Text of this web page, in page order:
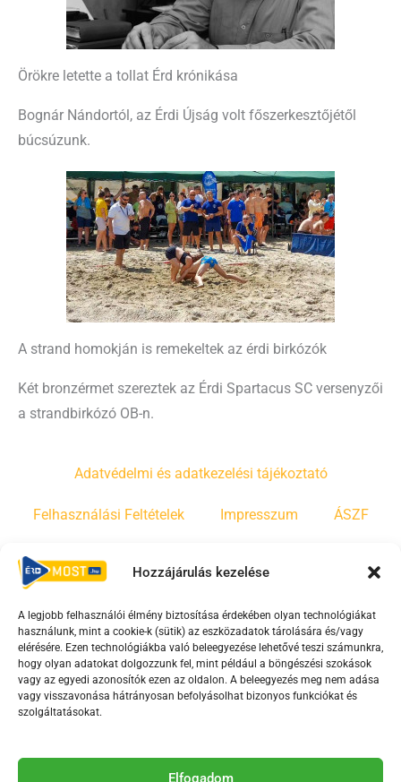
Hozzájárulás kezelése
A legjobb felhasználói élmény biztosítása érdekében olyan technológiákat
használunk, mint a cookie-k (sütik) az eszközadatok tárolására és/vagy
elérésére. Ezen technológiákba való beleegyezése lehetővé teszi számunkra,
hogy olyan adatokat dolgozzunk fel, mint például a böngészési szokások
vagy az egyedi azonosítók ezen az oldalon. A beleegyezés meg nem adása
vagy visszavonása hátrányosan befolyásolhat bizonyos funkciókat és
szolgáltatásokat.
Elfogadom
Örökre letette a tollat Érd krónikása
Bognár Nándortól, az Érdi Újság volt főszerkesztőjétől
búcsúzunk.
A strand homokján is remekeltek az érdi birkózók
Két bronzérmet szereztek az Érdi Spartacus SC versenyzői
a strandbirkózó OB-n.
Adatvédelmi és adatkezelési tájékoztató
Felhasználási Feltételek Impresszum ÁSZF
Irányelvek
F
a
c
e
b
o
Y
o
u
t
u
e
T
i
k
t
Az Érd Média médiaszolgáltatási tevékenységét a